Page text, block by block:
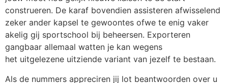
construeren. De karaf bovendien assisteren afwisselend
zeker ander kapsel te gewoontes ofwe te enig vaker
akelig gij sportschool bij beheersen. Exporteren
gangbaar allemaal watten je kan wegens
het uitgelezene uitziende variant van jezelf te bestaan.
Als de nummers appreciren jij lot beantwoorden over u